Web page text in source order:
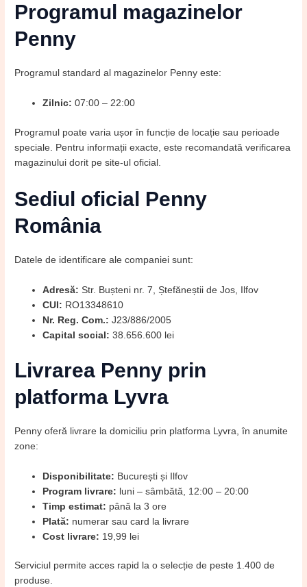
Programul magazinelor
Penny
Programul standard al magazinelor Penny este:
Zilnic: 07:00 – 22:00
Programul poate varia ușor în funcție de locație sau perioade
speciale. Pentru informații exacte, este recomandată verificarea
magazinului dorit pe site-ul oficial.
Sediul oficial Penny
România
Datele de identificare ale companiei sunt:
Adresă: Str. Bușteni nr. 7, Ștefăneștii de Jos, Ilfov
CUI: RO13348610
Nr. Reg. Com.: J23/886/2005
Capital social: 38.656.600 lei
Livrarea Penny prin
platforma Lyvra
Penny oferă livrare la domiciliu prin platforma Lyvra, în anumite
zone:
Disponibilitate: București și Ilfov
Program livrare: luni – sâmbătă, 12:00 – 20:00
Timp estimat: până la 3 ore
Plată: numerar sau card la livrare
Cost livrare: 19,99 lei
Serviciul permite acces rapid la o selecție de peste 1.400 de
produse.